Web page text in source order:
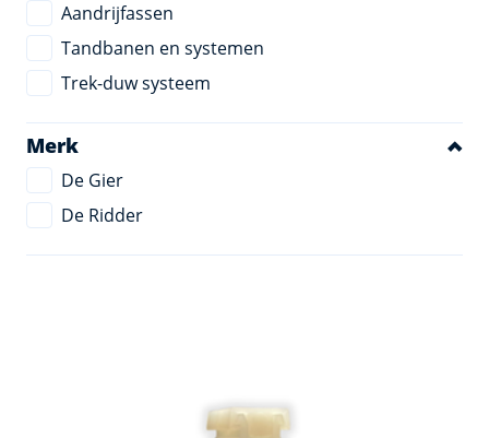
Aandrijfassen
Tandbanen en systemen
Trek-duw systeem
Merk
De Gier
De Ridder